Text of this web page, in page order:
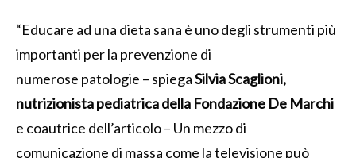
“Educare ad una dieta sana è uno degli strumenti più
importanti per la prevenzione di
numerose patologie – spiegaSilvia Scaglioni,
nutrizionista pediatrica della Fondazione De Marchi
e coautrice dell’articolo – Un mezzo di
comunicazione di massa come la televisione può